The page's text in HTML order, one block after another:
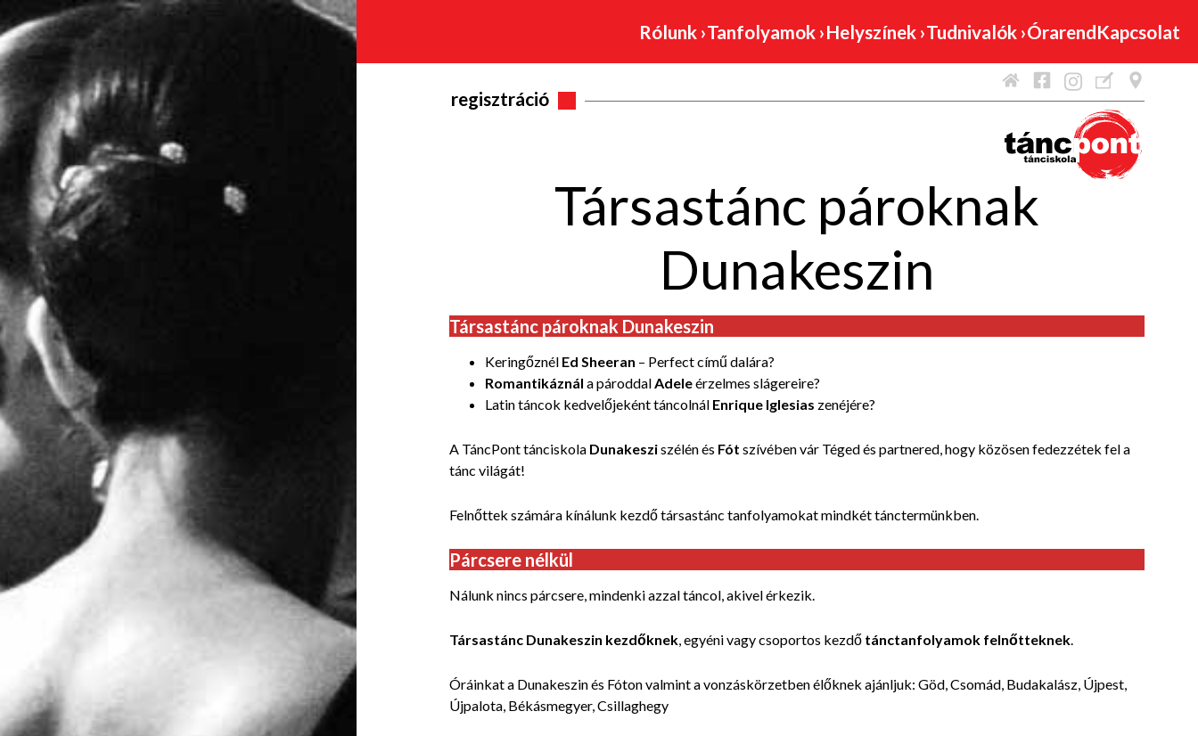
Rólunk ›Tanfolyamok ›Helyszínek ›Tudnivalók ›ÓrarendKapcsolat
regisztráció
Társastánc pároknak
Dunakeszin
Társastánc pároknak Dunakeszin
Keringőznél Ed Sheeran – Perfect című dalára?
Romantikáznál a pároddalAdeleérzelmes slágereire?
Latin táncok kedvelőjeként táncolnál Enrique Iglesias zenéjére?
A TáncPont tánciskola Dunakesziszélén és Fót szívében vár Téged és partnered, hogy közösen fedezzétek fel a
tánc világát!
Felnőttek számára kínálunk kezdő társastánc tanfolyamokat mindkét tánctermünkben.
Párcsere nélkül
Nálunk nincs párcsere, mindenki azzal táncol, akivel érkezik.
Társastánc Dunakeszin kezdőknek, egyéni vagy csoportos kezdő tánctanfolyamok felnőtteknek.
Óráinkat a Dunakeszin és Fóton valmint a vonzáskörzetben élőknek ajánljuk: Göd, Csomád, Budakalász, Újpest,
Újpalota, Békásmegyer, Csillaghegy